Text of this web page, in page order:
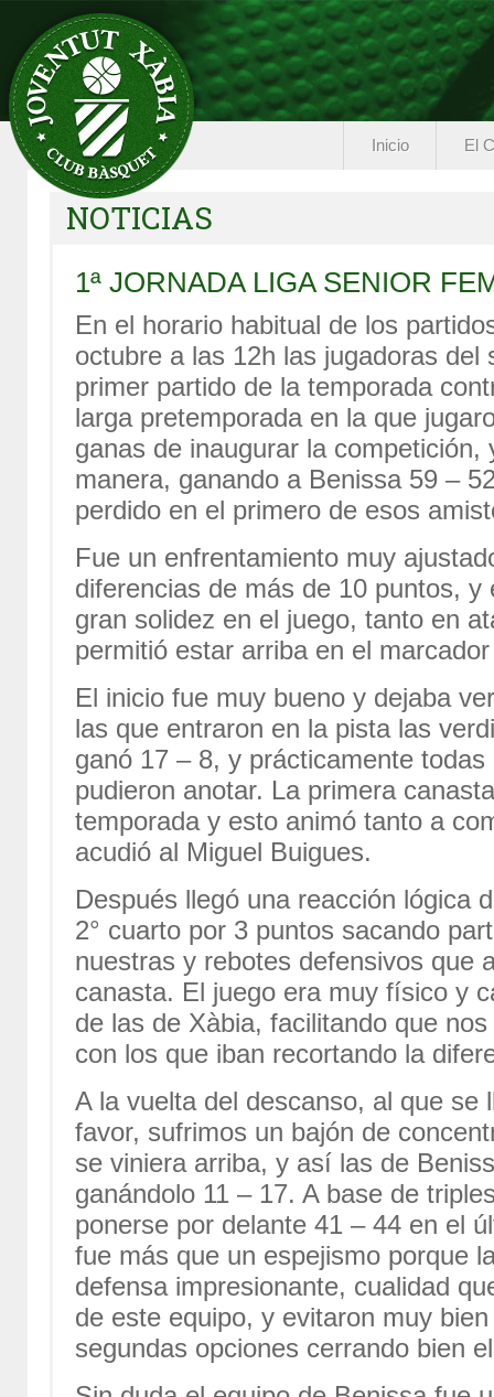
Inicio El
NOTICIAS
1ª JORNADA LIGA SENIOR
En el horario habitual de los
octubre a las 12h las jugadoras del
primer partido de la temporada
larga pretemporada en la que
ganas de inaugurar la
manera, ganando a Benissa 59 –
perdido en el primero de esos
Fue un enfrentamiento muy
diferencias de más de 10 puntos,
gran solidez en el juego, tanto en
permitió estar arriba en el
El inicio fue muy bueno y dejaba
las que entraron en la pista las
ganó 17 – 8, y prácticamente
pudieron anotar. La primera
temporada y esto animó tanto a
acudió al Miguel Buigues.
Después llegó una reacción lógica
2° cuarto por 3 puntos sacando
nuestras y rebotes defensivos que
canasta. El juego era muy físico y
de las de Xàbia, facilitando que
con los que iban recortando la
A la vuelta del descanso, al que se
favor, sufrimos un bajón de
se viniera arriba, y así las de
ganándolo 11 – 17. A base de
ponerse por delante 41 – 44 en el
fue más que un espejismo porque
defensa impresionante, cualidad
de este equipo, y evitaron muy
segundas opciones cerrando bien